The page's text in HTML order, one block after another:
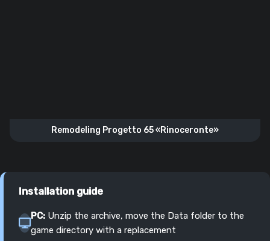
Remodeling Progetto 65 «Rinoceronte»
Installation guide
PC: Unzip the archive, move the Data folder to the
game directory with a replacement